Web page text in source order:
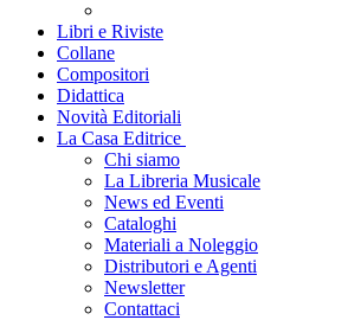
Libri e Riviste
Collane
Compositori
Didattica
Novità Editoriali
La Casa Editrice
Chi siamo
La Libreria Musicale
News ed Eventi
Cataloghi
Materiali a Noleggio
Distributori e Agenti
Newsletter
Contattaci